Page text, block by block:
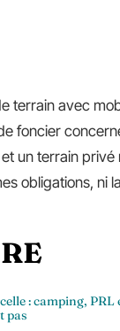
terrain avec
foncier
un terrain
obligations, ni
: camping, PRL
pas